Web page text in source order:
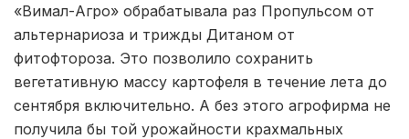
«Вимал-Агро» обрабатывала раз Пропульсом от
альтернариоза и трижды Дитаном от
фитофтороза. Это позволило сохранить
вегетативную массу картофеля в течение лета до
сентября включительно. А без этого агрофирма не
получила бы той урожайности крахмальных